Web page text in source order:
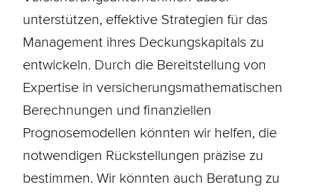
unterstützen, effektive Strategien für das
Management ihres Deckungskapitals zu
entwickeln. Durch die Bereitstellung von
Expertise in versicherungsmathematischen
Berechnungen und finanziellen
Prognosemodellen könnten wir helfen, die
notwendigen Rückstellungen präzise zu
bestimmen. Wir könnten auch Beratung zu